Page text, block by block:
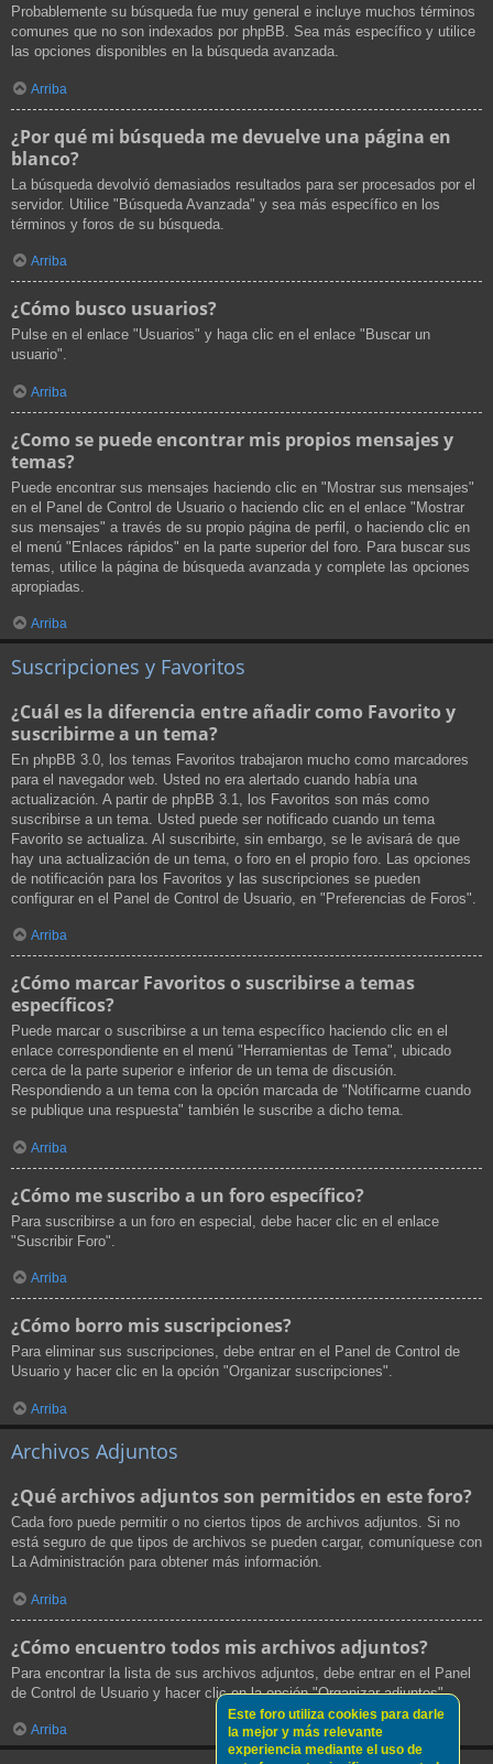
Probablemente su búsqueda fue muy general e incluye muchos términos
comunes que no son indexados por phpBB. Sea más específico y utilice
las opciones disponibles en la búsqueda avanzada.
Arriba
¿Por qué mi búsqueda me devuelve una página en
blanco?
La búsqueda devolvió demasiados resultados para ser procesados por el
servidor. Utilice "Búsqueda Avanzada" y sea más específico en los
términos y foros de su búsqueda.
Arriba
¿Cómo busco usuarios?
Pulse en el enlace "Usuarios" y haga clic en el enlace "Buscar un
usuario".
Arriba
¿Como se puede encontrar mis propios mensajes y
temas?
Puede encontrar sus mensajes haciendo clic en "Mostrar sus mensajes"
en el Panel de Control de Usuario o haciendo clic en el enlace "Mostrar
sus mensajes" a través de su propio página de perfil, o haciendo clic en
el menú "Enlaces rápidos" en la parte superior del foro. Para buscar sus
temas, utilice la página de búsqueda avanzada y complete las opciones
apropiadas.
Arriba
Suscripciones y Favoritos
¿Cuál es la diferencia entre añadir como Favorito y
suscribirme a un tema?
En phpBB 3.0, los temas Favoritos trabajaron mucho como marcadores
para el navegador web. Usted no era alertado cuando había una
actualización. A partir de phpBB 3.1, los Favoritos son más como
suscribirse a un tema. Usted puede ser notificado cuando un tema
Favorito se actualiza. Al suscribirte, sin embargo, se le avisará de que
hay una actualización de un tema, o foro en el propio foro. Las opciones
de notificación para los Favoritos y las suscripciones se pueden
configurar en el Panel de Control de Usuario, en "Preferencias de Foros".
Arriba
¿Cómo marcar Favoritos o suscribirse a temas
específicos?
Puede marcar o suscribirse a un tema específico haciendo clic en el
enlace correspondiente en el menú "Herramientas de Tema", ubicado
cerca de la parte superior e inferior de un tema de discusión.
Respondiendo a un tema con la opción marcada de "Notificarme cuando
se publique una respuesta" también le suscribe a dicho tema.
Arriba
¿Cómo me suscribo a un foro específico?
Para suscribirse a un foro en especial, debe hacer clic en el enlace
"Suscribir Foro".
Arriba
¿Cómo borro mis suscripciones?
Para eliminar sus suscripciones, debe entrar en el Panel de Control de
Usuario y hacer clic en la opción "Organizar suscripciones".
Arriba
Archivos Adjuntos
¿Qué archivos adjuntos son permitidos en este foro?
Cada foro puede permitir o no ciertos tipos de archivos adjuntos. Si no
está seguro de que tipos de archivos se pueden cargar, comuníquese con
La Administración para obtener más información.
Arriba
¿Cómo encuentro todos mis archivos adjuntos?
Para encontrar la lista de sus archivos adjuntos, debe entrar en el Panel
de Control de Usuario y hacer clic en la opción "Organizar adjuntos".
Arriba
Este foro utiliza cookies para darle
la mejor y más relevante
experiencia mediante el uso de